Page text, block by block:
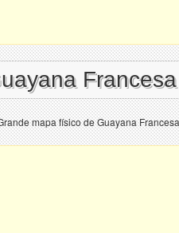
mapa físico de Guayana